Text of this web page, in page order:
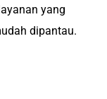
yang
dipantau.